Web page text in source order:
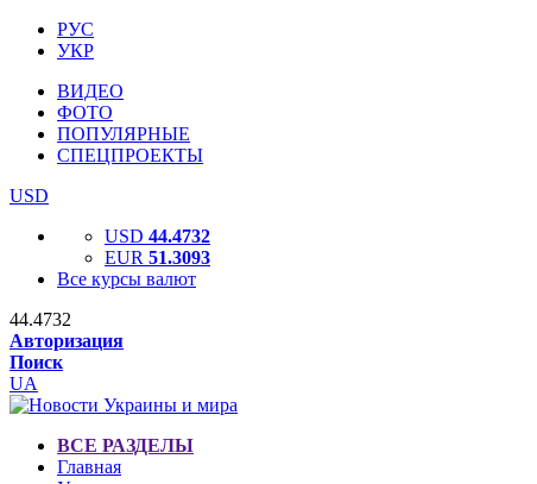
РУС
УКР
ВИДЕО
ФОТО
ПОПУЛЯРНЫЕ
СПЕЦПРОЕКТЫ
USD
USD 44.4732
EUR 51.3093
Все курсы валют
44.4732
Авторизация
Поиск
UA
ВСЕ РАЗДЕЛЫ
Главная